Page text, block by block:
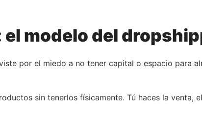
modelo del
por el miedo a no tener capital o espacio para
sin tenerlos físicamente. Tú haces la venta,